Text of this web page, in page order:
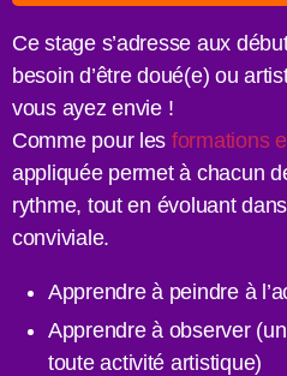
Ce stage s’adresse aux
besoin d’être doué(e) ou
vous ayez envie !
Comme pour les formations
appliquée permet à chacun
rythme, tout en évoluant
conviviale.
Apprendre à peindre à
Apprendre à observer
toute activité artistique)